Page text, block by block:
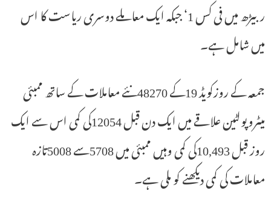
ربیڑھ میں فی کس 1‘ جبکہ ایک معاملے دوسری ریاست کا اس
میں شامل ہے۔
جمعہ کے روزکویڈ 19کے 48270نئے معاملات کے ساتھ ممبئی
میٹروپولٹین علاقے میں ایک دن قبل 12054کی کمی اس سے ایک
روز قبل 10,493کی کمی وہیں ممبئی میں 5708سے 5008تازہ
معاملات کی کمی دیکھنے کو ملی ہے۔